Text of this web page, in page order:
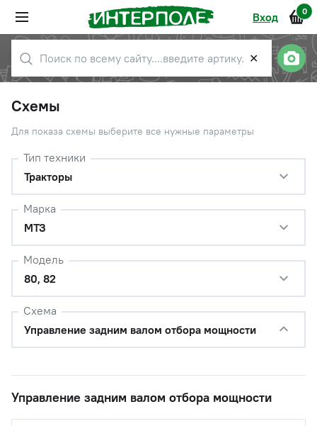
Вход 0
✕
Схемы
Для показа схемы выберите все нужные параметры
Тип техники
Тракторы
Марка
МТЗ
Модель
80, 82
Схема
Управление задним валом отбора мощности
Управление задним валом отбора мощности